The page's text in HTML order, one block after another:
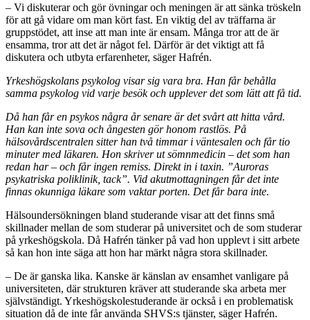
– Vi diskuterar och gör övningar och meningen är att sänka tröskeln
för att gå vidare om man kört fast. En viktig del av träffarna är
gruppstödet, att inse att man inte är ensam. Många tror att de är
ensamma, tror att det är något fel. Därför är det viktigt att få
diskutera och utbyta erfarenheter, säger Hafrén.
Yrkeshögskolans psykolog visar sig vara bra. Han får behålla
samma psykolog vid varje besök och upplever det som lätt att få tid.
Då han får en psykos några år senare är det svårt att hitta vård.
Han kan inte sova och ångesten gör honom rastlös. På
hälsovårdscentralen sitter han två timmar i väntesalen och får tio
minuter med läkaren. Hon skriver ut sömnmedicin – det som han
redan har – och får ingen remiss. Direkt in i taxin. ”Auroras
psykatriska poliklinik, tack”. Vid akutmottagningen får det inte
finnas okunniga läkare som vaktar porten. Det får bara inte.
Hälsoundersökningen bland studerande visar att det finns små
skillnader mellan de som studerar på universitet och de som studerar
på yrkeshögskola. Då Hafrén tänker på vad hon upplevt i sitt arbete
så kan hon inte säga att hon har märkt några stora skillnader.
– De är ganska lika. Kanske är känslan av ensamhet vanligare på
universiteten, där strukturen kräver att studerande ska arbeta mer
självständigt. Yrkeshögskolestuderande är också i en problematisk
situation då de inte får använda SHVS:s tjänster, säger Hafrén.